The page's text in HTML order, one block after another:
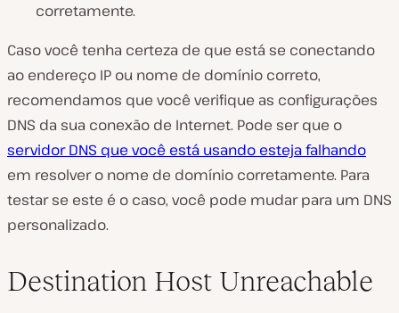
corretamente.
Caso você tenha certeza de que está se conectando
ao endereço IP ou nome de domínio correto,
recomendamos que você verifique as configurações
DNS da sua conexão de Internet. Pode ser que o
servidor DNS que você está usando esteja falhando
em resolver o nome de domínio corretamente. Para
testar se este é o caso, você pode mudar para um DNS
personalizado.
Destination Host Unreachable